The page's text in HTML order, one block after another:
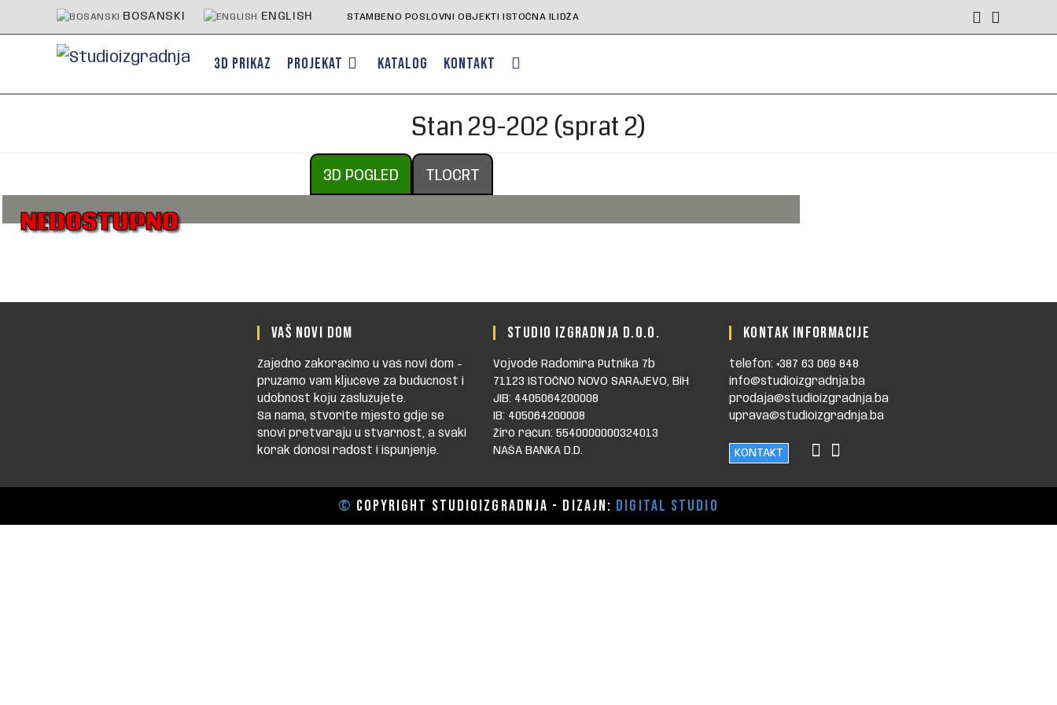
BOSANSKI ENGLISH STAMBENO POSLOVNI OBJEKTI ISTOČNA ILIDŽA
3D PRIKAZ PROJEKAT KATALOG KONTAKT
Stan 29-202 (sprat 2)
3D POGLED TLOCRT
NEDOSTUPNO
VAŠ NOVI DOM
Zajedno zakoračimo u vaš novi dom -
pružamo vam ključeve za budućnost i
udobnost koju zaslužujete.
Sa nama, stvorite mjesto gdje se
snovi pretvaraju u stvarnost, a svaki
korak donosi radost i ispunjenje.
STUDIO IZGRADNJA D.O.O.
Vojvode Radomira Putnika 7b
71123 ISTOČNO NOVO SARAJEVO, BiH
JIB: 4405064200008
IB: 405064200008
Žiro račun: 5540000000324013
NAŠA BANKA D.D.
KONTAK INFORMACIJE
telefon: +387 63 069 848
info@studioizgradnja.ba
prodaja@studioizgradnja.ba
uprava@studioizgradnja.ba
KONTAKT
© Copyright STUDIOIZGRADNJA - dizajn: Digital Studio